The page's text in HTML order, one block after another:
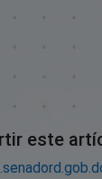
este